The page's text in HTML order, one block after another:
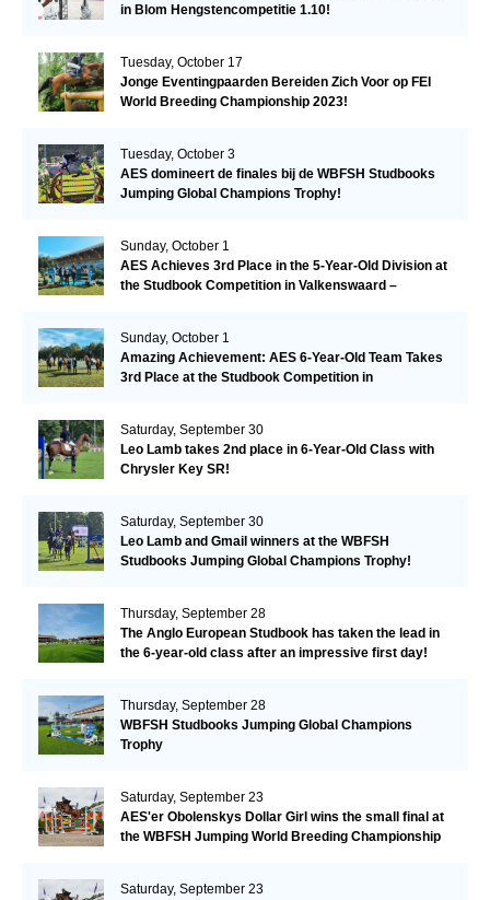
in Blom Hengstencompetitie 1.10!
Tuesday, October 17
Jonge Eventingpaarden Bereiden Zich Voor op FEI
World Breeding Championship 2023!
Tuesday, October 3
AES domineert de finales bij de WBFSH Studbooks
Jumping Global Champions Trophy!
Sunday, October 1
AES Achieves 3rd Place in the 5-Year-Old Division at
the Studbook Competition in Valkenswaard –
Sunday, October 1
Amazing Achievement: AES 6-Year-Old Team Takes
3rd Place at the Studbook Competition in
Saturday, September 30
Leo Lamb takes 2nd place in 6-Year-Old Class with
Chrysler Key SR!
Saturday, September 30
Leo Lamb and Gmail winners at the WBFSH
Studbooks Jumping Global Champions Trophy!
Thursday, September 28
The Anglo European Studbook has taken the lead in
the 6-year-old class after an impressive first day!​
Thursday, September 28
WBFSH Studbooks Jumping Global Champions
Trophy
Saturday, September 23
AES'er Obolenskys Dollar Girl wins the small final at
the WBFSH Jumping World Breeding Championship
Saturday, September 23